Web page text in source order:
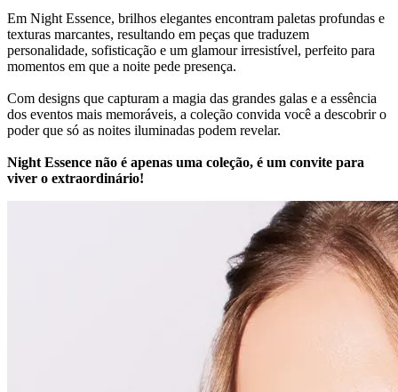
Em Night Essence, brilhos elegantes encontram paletas profundas e
texturas marcantes, resultando em peças que traduzem
personalidade, sofisticação e um glamour irresistível, perfeito para
momentos em que a noite pede presença.
Com designs que capturam a magia das grandes galas e a essência
dos eventos mais memoráveis, a coleção convida você a descobrir o
poder que só as noites iluminadas podem revelar.
Night Essence não é apenas uma coleção, é um convite para
viver o extraordinário!